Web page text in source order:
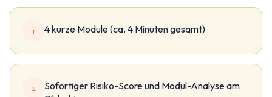
1 4 kurze Module (ca. 4 Minuten gesamt)
2
Sofortiger Risiko-Score und Modul-Analyse am